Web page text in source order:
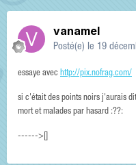
vanamel
Posté(e) le 19
essaye avec http://pix.nofrag.com/
si c'était des points noirs j'aurais
mort et malades par hasard :??:
------>[]